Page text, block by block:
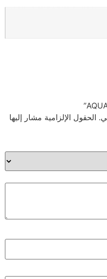
الحقول الإلزامية مشار إليها